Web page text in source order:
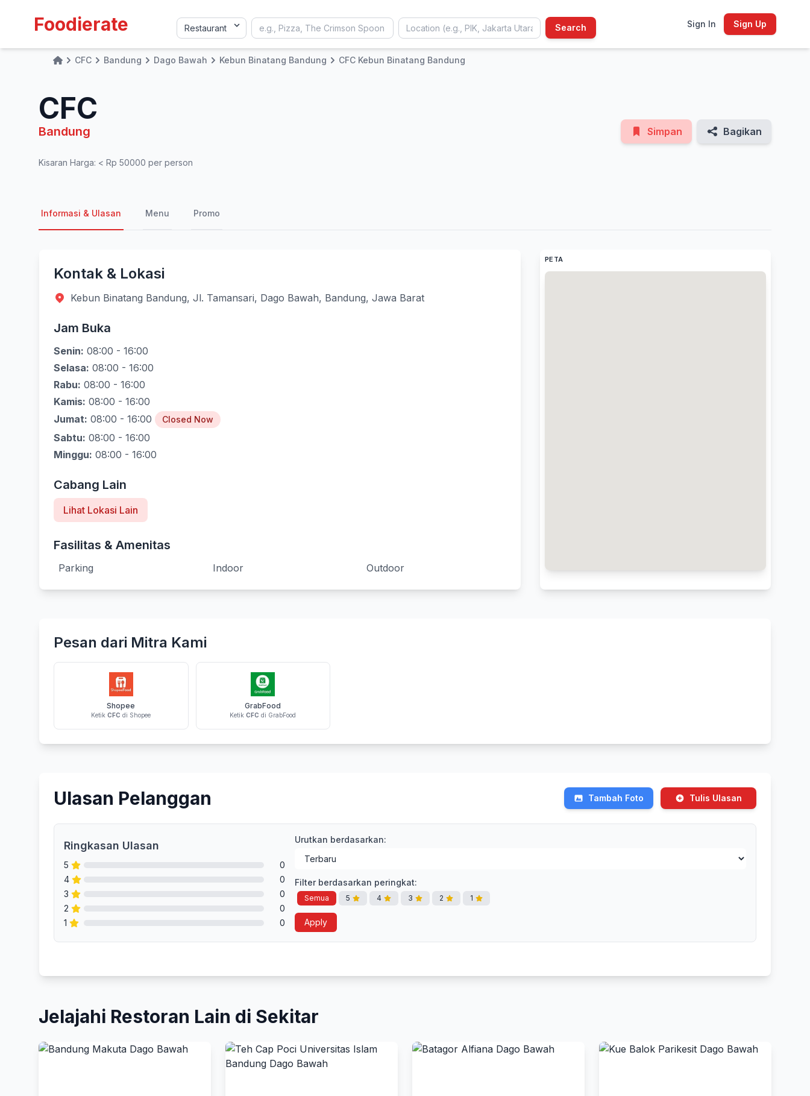
Foodierate Search Sign In Sign Up
HomeCFC Bandung Dago Bawah Kebun Binatang Bandung CFC Kebun Binatang Bandung
CFC
Bandung
Kisaran Harga: < Rp 50000 per person
Simpan Bagikan
Informasi & Ulasan Menu Promo
Kontak & Lokasi
Kebun Binatang Bandung, Jl. Tamansari, Dago Bawah, Bandung, Jawa Barat
Jam Buka
Senin: 08:00 - 16:00
Selasa: 08:00 - 16:00
Rabu: 08:00 - 16:00
Kamis: 08:00 - 16:00
Jumat: 08:00 - 16:00 Closed Now
Sabtu: 08:00 - 16:00
Minggu: 08:00 - 16:00
Cabang Lain
Lihat Lokasi Lain
Fasilitas & Amenitas
Parking Indoor Outdoor
PETA
Pesan dari Mitra Kami
Shopee
KetikCFC di Shopee
GrabFood
KetikCFC di GrabFood
Ulasan Pelanggan Tambah Foto Tulis Ulasan
Ringkasan Ulasan
5
0
4
0
3
0
2
0
1
0
Urutkan berdasarkan:
Filter berdasarkan peringkat:
Semua 5 4 3 2 1
Apply
Jelajahi Restoran Lain di Sekitar